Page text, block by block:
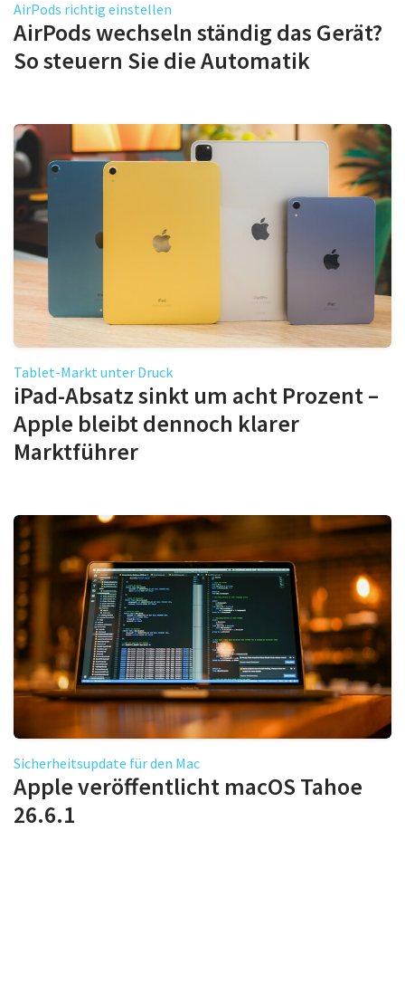
AirPods richtig einstellen
AirPods wechseln ständig das Gerät?
So steuern Sie die Automatik
Tablet-Markt unter Druck
iPad-Absatz sinkt um acht Prozent –
Apple bleibt dennoch klarer
Marktführer
Sicherheitsupdate für den Mac
Apple veröffentlicht macOS Tahoe
26.6.1